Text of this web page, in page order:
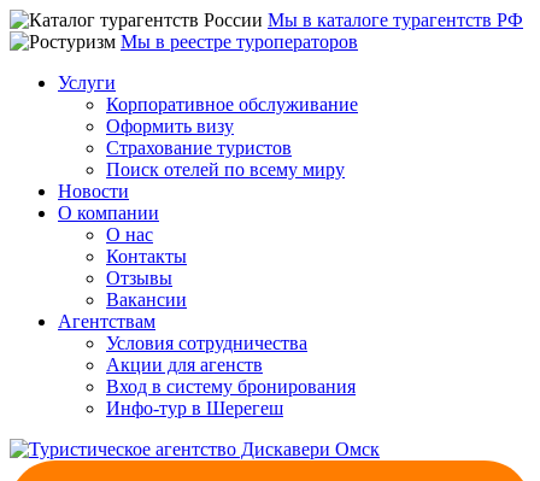
Мы в каталоге турагентств РФ
Мы в реестре туроператоров
Услуги
Корпоративное обслуживание
Оформить визу
Страхование туристов
Поиск отелей по всему миру
Новости
О компании
О нас
Контакты
Отзывы
Вакансии
Агентствам
Условия сотрудничества
Акции для агенств
Вход в систему бронирования
Инфо-тур в Шерегеш